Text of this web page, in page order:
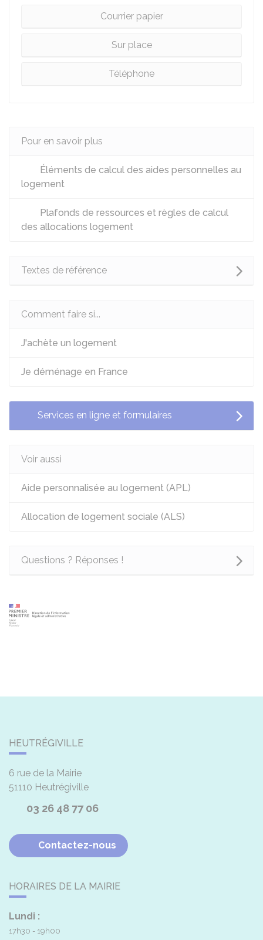
Courrier papier
Sur place
Téléphone
Pour en savoir plus
Éléments de calcul des aides personnelles au
logement
Plafonds de ressources et règles de calcul
des allocations logement
Textes de référence
Comment faire si...
J'achète un logement
Je déménage en France
Services en ligne et formulaires
Voir aussi
Aide personnalisée au logement (APL)
Allocation de logement sociale (ALS)
Questions ? Réponses !
HEUTRÉGIVILLE
6 rue de la Mairie
51110 Heutrégiville
03 26 48 77 06
Contactez-nous
HORAIRES DE LA MAIRIE
Lundi :
17h30 - 19h00